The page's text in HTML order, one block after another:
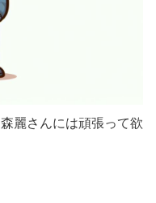
麗さんには頑張って欲